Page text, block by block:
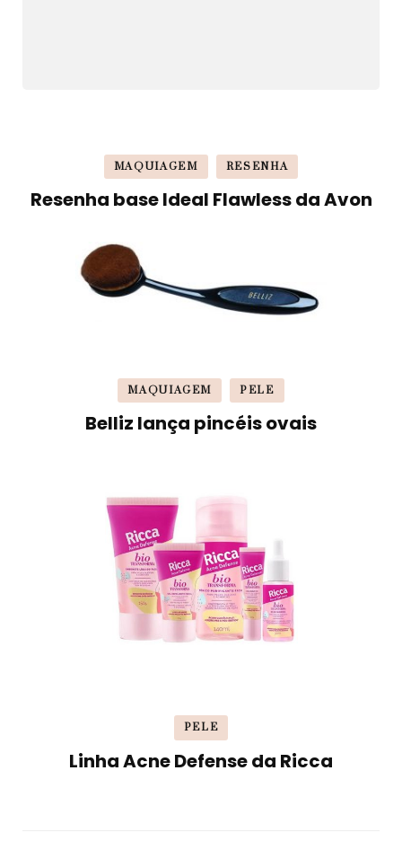
MAQUIAGEM RESENHA
Resenha base Ideal Flawless da Avon
MAQUIAGEM PELE
Belliz lança pincéis ovais
PELE
Linha Acne Defense da Ricca